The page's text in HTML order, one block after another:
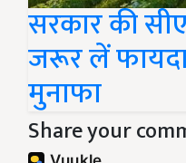
सरकार की
जरूर लें
मुनाफा
Share your